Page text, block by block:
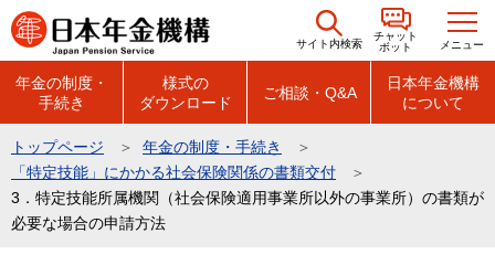
こ
の
先
頭
サイト内検索
チャット
ボット
メニュー
年金の制度・
手続き
様式の
ダウンロード
ご相談・Q&A
日本年金機構
について
トップページ
年金の制度・手続き
「特定技能」にかかる社会保険関係の書類交付
3．特定技能所属機関（社会保険適用事業所以外の事業所）の書類が
必要な場合の申請方法